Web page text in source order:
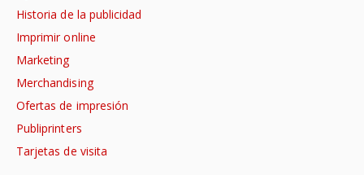
Historia de la publicidad
Imprimir online
Marketing
Merchandising
Ofertas de impresión
Publiprinters
Tarjetas de visita